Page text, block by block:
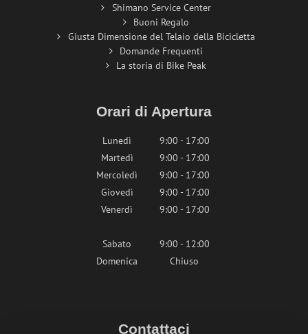
Shimano Service Center
Buoni Regalo
Giusta Dimensione del Telaio della Bicicletta
Domande Frequenti
La storia di Bike Peak
Orari di Apertura
Lunedì
9:00 - 17:00
Martedì
9:00 - 17:00
Mercoledì
9:00 - 17:00
Giovedì
9:00 - 17:00
Venerdì
9:00 - 17:00
Sabato
9:00 - 12:00
Domenica
Chiuso
Contattaci